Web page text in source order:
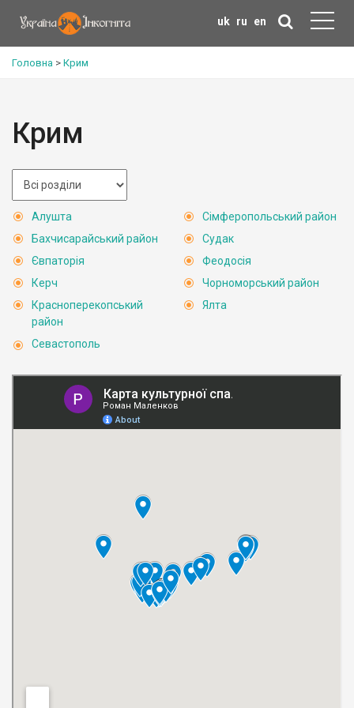
uk ru en
Головна > Крим
Крим
Алушта
Бахчисарайський район
Євпаторія
Керч
Красноперекопський
район
Севастополь
Сімферопольський район
Судак
Феодосія
Чорноморський район
Ялта